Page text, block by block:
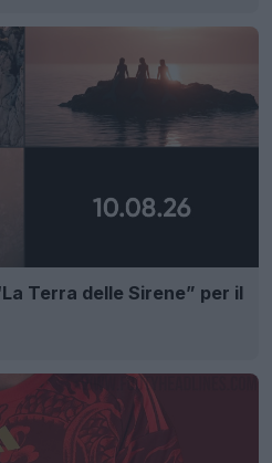
Terra delle Sirene” per il